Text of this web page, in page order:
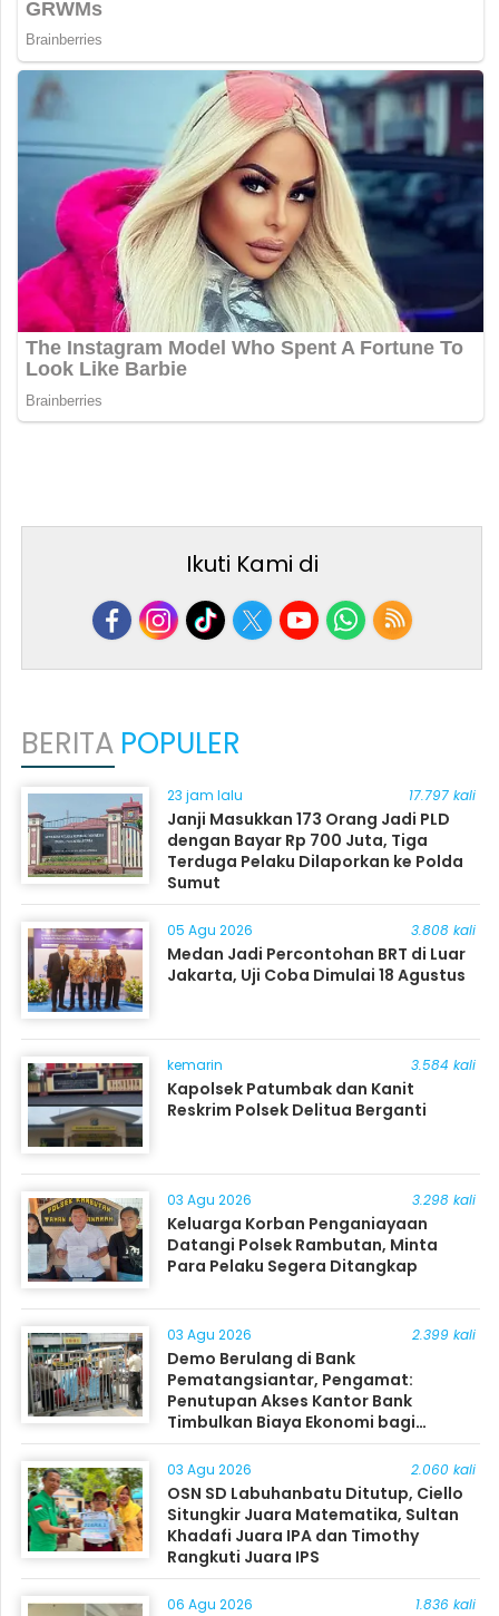
Ikuti Kami di
BERITA POPULER
23 jam lalu 17.797 kali
Janji Masukkan 173 Orang Jadi PLD
dengan Bayar Rp 700 Juta, Tiga
Terduga Pelaku Dilaporkan ke Polda
Sumut
05 Agu 2026 3.808 kali
Medan Jadi Percontohan BRT di Luar
Jakarta, Uji Coba Dimulai 18 Agustus
kemarin 3.584 kali
Kapolsek Patumbak dan Kanit
Reskrim Polsek Delitua Berganti
03 Agu 2026 3.298 kali
Keluarga Korban Penganiayaan
Datangi Polsek Rambutan, Minta
Para Pelaku Segera Ditangkap
03 Agu 2026 2.399 kali
Demo Berulang di Bank
Pematangsiantar, Pengamat:
Penutupan Akses Kantor Bank
Timbulkan Biaya Ekonomi bagi
Masyarakat
03 Agu 2026 2.060 kali
OSN SD Labuhanbatu Ditutup, Ciello
Situngkir Juara Matematika, Sultan
Khadafi Juara IPA dan Timothy
Rangkuti Juara IPS
06 Agu 2026 1.836 kali